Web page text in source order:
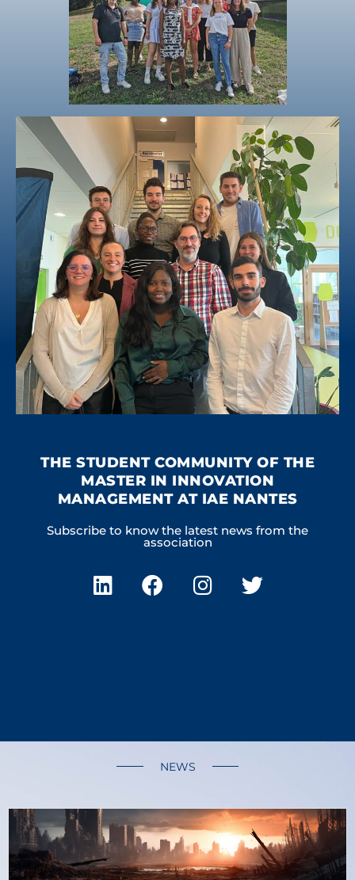
THE STUDENT COMMUNITY OF THE
MASTER IN INNOVATION
MANAGEMENT AT IAE NANTES
Subscribe to know the latest news from the
association
NEWS